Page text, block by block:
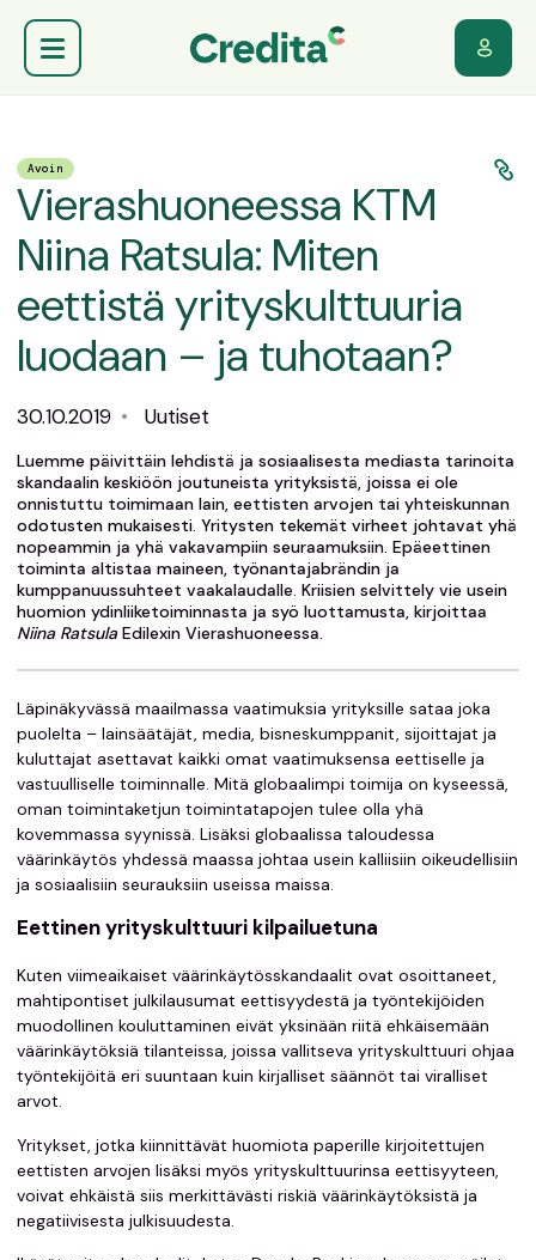
Avoin
Vierashuoneessa KTM
Niina Ratsula: Miten
eettistä yrityskulttuuria
luodaan – ja tuhotaan?
30.10.2019 • Uutiset
Luemme päivittäin lehdistä ja sosiaalisesta mediasta tarinoita
skandaalin keskiöön joutuneista yrityksistä, joissa ei ole
onnistuttu toimimaan lain, eettisten arvojen tai yhteiskunnan
odotusten mukaisesti. Yritysten tekemät virheet johtavat yhä
nopeammin ja yhä vakavampiin seuraamuksiin. Epäeettinen
toiminta altistaa maineen, työnantajabrändin ja
kumppanuussuhteet vaakalaudalle. Kriisien selvittely vie usein
huomion ydinliiketoiminnasta ja syö luottamusta, kirjoittaa
Niina RatsulaEdilexin Vierashuoneessa.
Läpinäkyvässä maailmassa vaatimuksia yrityksille sataa joka
puolelta – lainsäätäjät, media, bisneskumppanit, sijoittajat ja
kuluttajat asettavat kaikki omat vaatimuksensa eettiselle ja
vastuulliselle toiminnalle. Mitä globaalimpi toimija on kyseessä,
oman toimintaketjun toimintatapojen tulee olla yhä
kovemmassa syynissä. Lisäksi globaalissa taloudessa
väärinkäytös yhdessä maassa johtaa usein kalliisiin oikeudellisiin
ja sosiaalisiin seurauksiin useissa maissa.
Eettinen yrityskulttuuri kilpailuetuna
Kuten viimeaikaiset väärinkäytösskandaalit ovat osoittaneet,
mahtipontiset julkilausumat eettisyydestä ja työntekijöiden
muodollinen kouluttaminen eivät yksinään riitä ehkäisemään
väärinkäytöksiä tilanteissa, joissa vallitseva yrityskulttuuri ohjaa
työntekijöitä eri suuntaan kuin kirjalliset säännöt tai viralliset
arvot.
Yritykset, jotka kiinnittävät huomiota paperille kirjoitettujen
eettisten arvojen lisäksi myös yrityskulttuurinsa eettisyyteen,
voivat ehkäistä siis merkittävästi riskiä väärinkäytöksistä ja
negatiivisesta julkisuudesta.